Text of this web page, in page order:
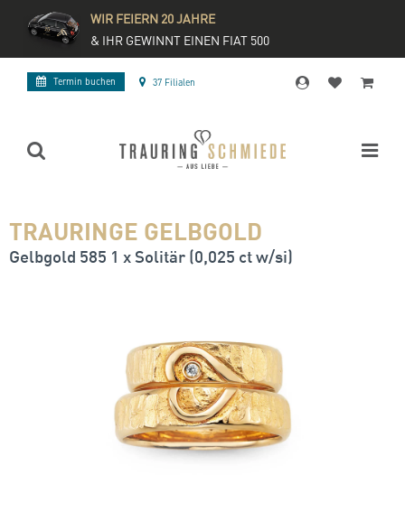
WIR FEIERN 20 JAHRE
& IHR GEWINNT EINEN FIAT 500
Termin buchen 37 Filialen
TRAURINGE GELBGOLD
Gelbgold 585 1 x Solitär (0,025 ct w/si)